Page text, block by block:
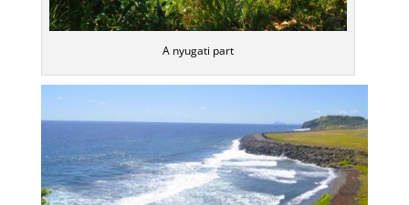
A nyugati part